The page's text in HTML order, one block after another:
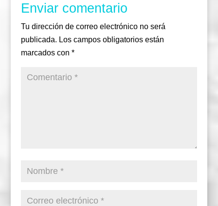
Enviar comentario
Tu dirección de correo electrónico no será
publicada. Los campos obligatorios están
marcados con *